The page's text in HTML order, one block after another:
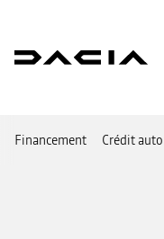
Financement Crédit auto